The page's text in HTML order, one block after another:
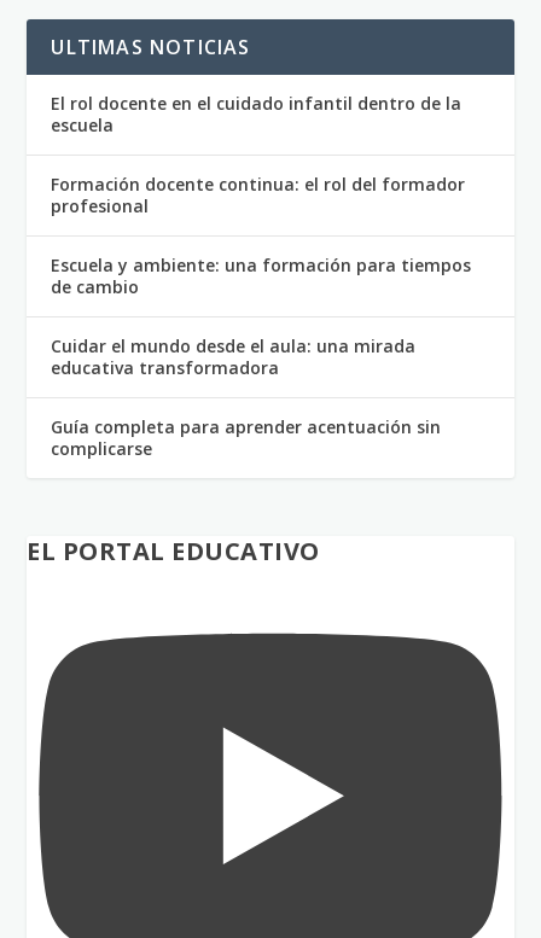
ULTIMAS NOTICIAS
El rol docente en el cuidado infantil dentro de la
escuela
Formación docente continua: el rol del formador
profesional
Escuela y ambiente: una formación para tiempos
de cambio
Cuidar el mundo desde el aula: una mirada
educativa transformadora
Guía completa para aprender acentuación sin
complicarse
EL PORTAL EDUCATIVO